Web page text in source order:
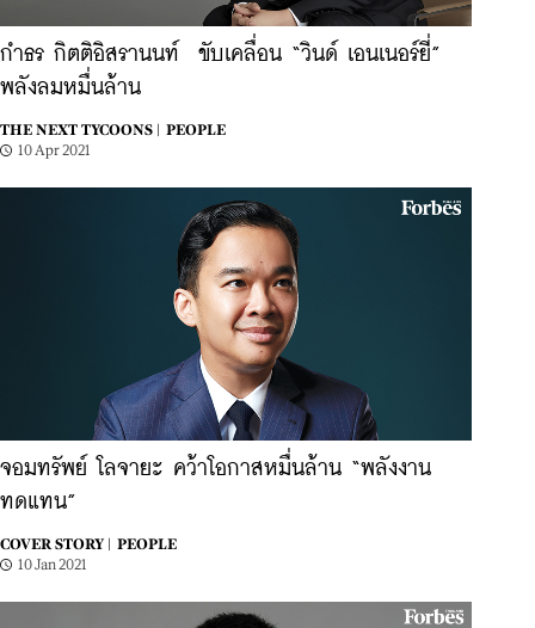
กำธร กิตติอิสรานนท์ ขับเคลื่อน “วินด์ เอนเนอร์ยี่”
พลังลมหมื่นล้าน
THE NEXT TYCOONS |
PEOPLE
10 Apr 2021
จอมทรัพย์ โลจายะ คว้าโอกาสหมื่นล้าน “พลังงาน
ทดแทน”
COVER STORY |
PEOPLE
10 Jan 2021